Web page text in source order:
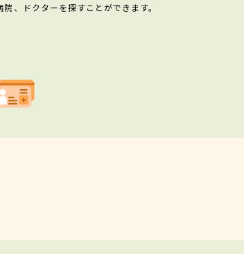
、ドクターを探すことができます。